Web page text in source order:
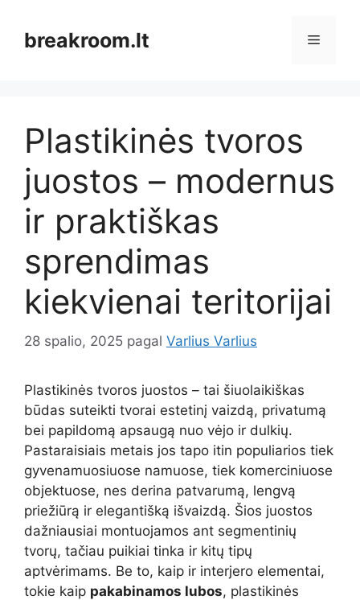
turiniobreakroom.lt Meniu
Plastikinės tvoros
juostos – modernus
ir praktiškas
sprendimas
kiekvienai teritorijai
28 spalio, 2025 pagal Varlius Varlius
Plastikinės tvoros juostos – tai šiuolaikiškas
būdas suteikti tvorai estetinį vaizdą, privatumą
bei papildomą apsaugą nuo vėjo ir dulkių.
Pastaraisiais metais jos tapo itin populiarios tiek
gyvenamuosiuose namuose, tiek komerciniuose
objektuose, nes derina patvarumą, lengvą
priežiūrą ir elegantišką išvaizdą. Šios juostos
dažniausiai montuojamos ant segmentinių
tvorų, tačiau puikiai tinka ir kitų tipų
aptvėrimams. Be to, kaip ir interjero elementai,
tokie kaip pakabinamos lubos, plastikinės